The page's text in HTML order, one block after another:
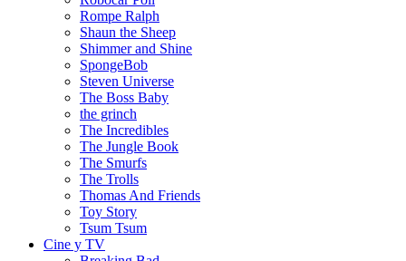
Rompe Ralph
Shaun the Sheep
Shimmer and Shine
SpongeBob
Steven Universe
The Boss Baby
the grinch
The Incredibles
The Jungle Book
The Smurfs
The Trolls
Thomas And Friends
Toy Story
Tsum Tsum
Cine y TV